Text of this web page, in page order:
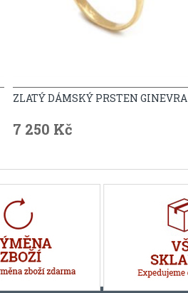
ZLATÝ DÁMSKÝ PRSTEN GINEVRA
7 250 Kč